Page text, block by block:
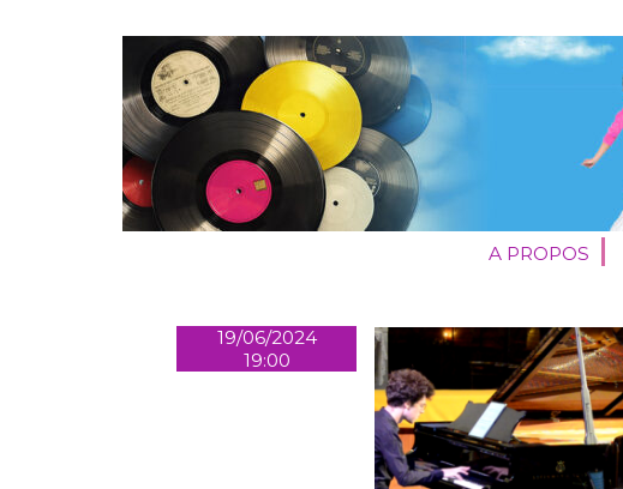
A PROPOS
19/06/2024
19:00